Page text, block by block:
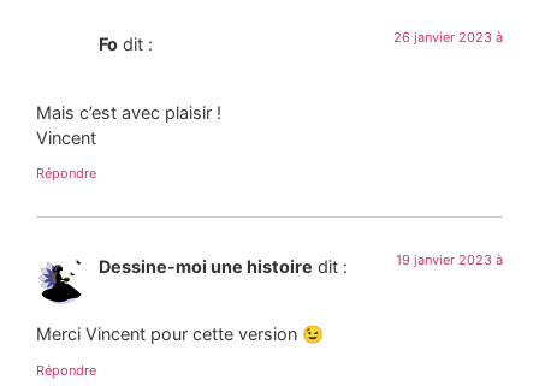
Fo dit : 26 janvier 2023 à
Mais c’est avec plaisir !
Vincent
Répondre
Dessine-moi une histoire dit : 19 janvier 2023 à
Merci Vincent pour cette version 😉
Répondre